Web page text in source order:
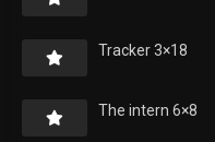
Tracker 3×18
The intern 6×8